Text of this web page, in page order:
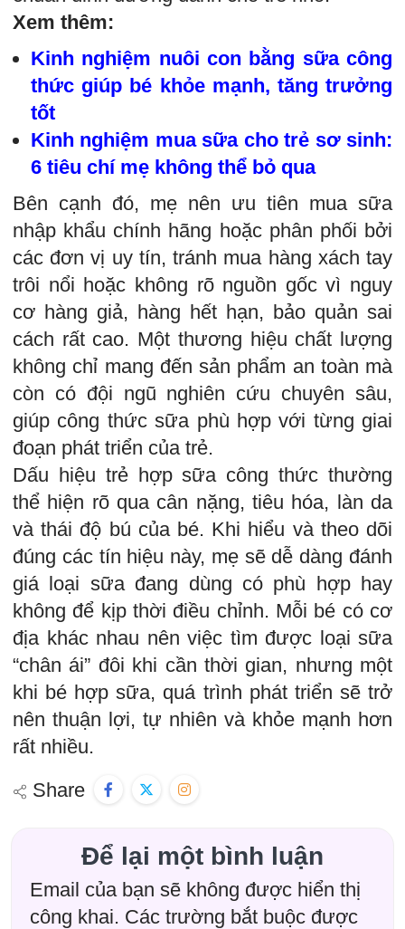
Xem thêm:
Kinh nghiệm nuôi con bằng sữa công
thức giúp bé khỏe mạnh, tăng trưởng
tốt
Kinh nghiệm mua sữa cho trẻ sơ sinh:
6 tiêu chí mẹ không thể bỏ qua
Bên cạnh đó, mẹ nên ưu tiên mua sữa
nhập khẩu chính hãng hoặc phân phối bởi
các đơn vị uy tín, tránh mua hàng xách tay
trôi nổi hoặc không rõ nguồn gốc vì nguy
cơ hàng giả, hàng hết hạn, bảo quản sai
cách rất cao. Một thương hiệu chất lượng
không chỉ mang đến sản phẩm an toàn mà
còn có đội ngũ nghiên cứu chuyên sâu,
giúp công thức sữa phù hợp với từng giai
đoạn phát triển của trẻ.
Dấu hiệu trẻ hợp sữa công thức thường
thể hiện rõ qua cân nặng, tiêu hóa, làn da
và thái độ bú của bé. Khi hiểu và theo dõi
đúng các tín hiệu này, mẹ sẽ dễ dàng đánh
giá loại sữa đang dùng có phù hợp hay
không để kịp thời điều chỉnh. Mỗi bé có cơ
địa khác nhau nên việc tìm được loại sữa
“chân ái” đôi khi cần thời gian, nhưng một
khi bé hợp sữa, quá trình phát triển sẽ trở
nên thuận lợi, tự nhiên và khỏe mạnh hơn
rất nhiều.
Share
Để lại một bình luận
Email của bạn sẽ không được hiển thị
công khai. Các trường bắt buộc được